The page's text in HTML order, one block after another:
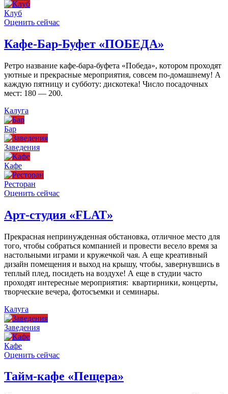
Клуб
Оценить сейчас
Кафе-Бар-Буфет «ПОБЕДА»
Ретро название кафе-бара-буфета «Победа», котором проходят
уютные и прекрасные мероприятия, совсем по-домашнему! А
каждую пятницу и субботу: дискотека! Число посадочных
мест: 180 — 200.
Калуга
Бар
Заведения
Кафе
Ресторан
Оценить сейчас
Арт-студия «FLAT»
Прекрасная непринужденная обстановка, отличное место для
того, чтобы собраться компанией и провести весело время за
настольными играми и кружечкой чая. А еще креативный
дизайн помещения и выход на крышу, чтобы, завернувшись в
теплый плед, посидеть на воздухе! А еще в студии часто
проходят интересные мероприятия: квартирники, концерты,
творческие вечера, фотосъемки и семинары.
Калуга
Заведения
Кафе
Оценить сейчас
Тайм-кафе «Пещера»